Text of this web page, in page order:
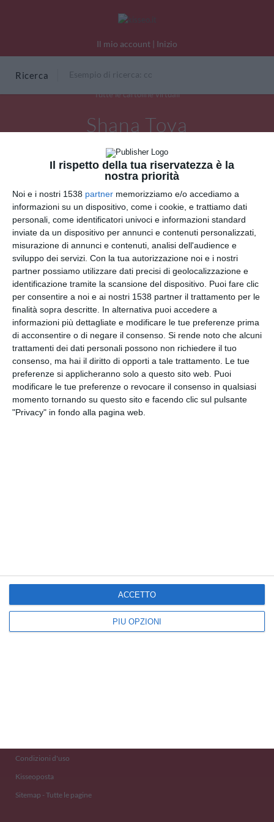
Il rispetto della tua riservatezza è la
nostra priorità
Noi e i nostri 1538 partner memorizziamo e/o accediamo a
informazioni su un dispositivo, come i cookie, e trattiamo dati
personali, come identificatori univoci e informazioni standard
inviate da un dispositivo per annunci e contenuti personalizzati,
misurazione di annunci e contenuti, analisi dell'audience e
sviluppo dei servizi. Con la tua autorizzazione noi e i nostri
partner possiamo utilizzare dati precisi di geolocalizzazione e
identificazione tramite la scansione del dispositivo. Puoi fare clic
per consentire a noi e ai nostri 1538 partner il trattamento per le
finalità sopra descritte. In alternativa puoi accedere a
informazioni più dettagliate e modificare le tue preferenze prima
di acconsentire o di negare il consenso. Si rende noto che alcuni
trattamenti dei dati personali possono non richiedere il tuo
consenso, ma hai il diritto di opporti a tale trattamento. Le tue
preferenze si applicheranno solo a questo sito web. Puoi
modificare le tue preferenze o revocare il consenso in qualsiasi
momento tornando su questo sito e facendo clic sul pulsante
"Privacy" in fondo alla pagina web.
PIÙ OPZIONI
ACCETTO
Il mio account | Inizio
Ricerca
Tutte le cartoline virtuali
Shana Tova
INVIA QUESTA CARTOLINA
via Email(GRATUITO)
CONDIVIDI QUESTA
CARTOLINA
Facebook, Twitter, WhatsApp, ...
Kisseo©
Condizioni d'uso
Kisseoposta
Sitemap - Tutte le pagine